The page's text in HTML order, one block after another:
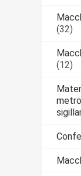
(32)
(12)